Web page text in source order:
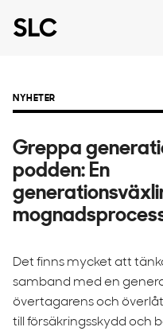
NYHETER
Greppa
podden: En
Det finns mycket att
samband med en
övertagarens och
till försäkringsskydd och